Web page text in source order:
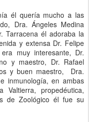
él quería mucho a las
Dra. Ángeles Medina
Tarracena él adoraba la
y extensa Dr. Felipe
muy interesante, Dr.
y maestro, Dr. Rafael
y buen maestro, Dra.
inmunología, en ambas
Valtierra, propedéutica,
de Zoológico él fue su